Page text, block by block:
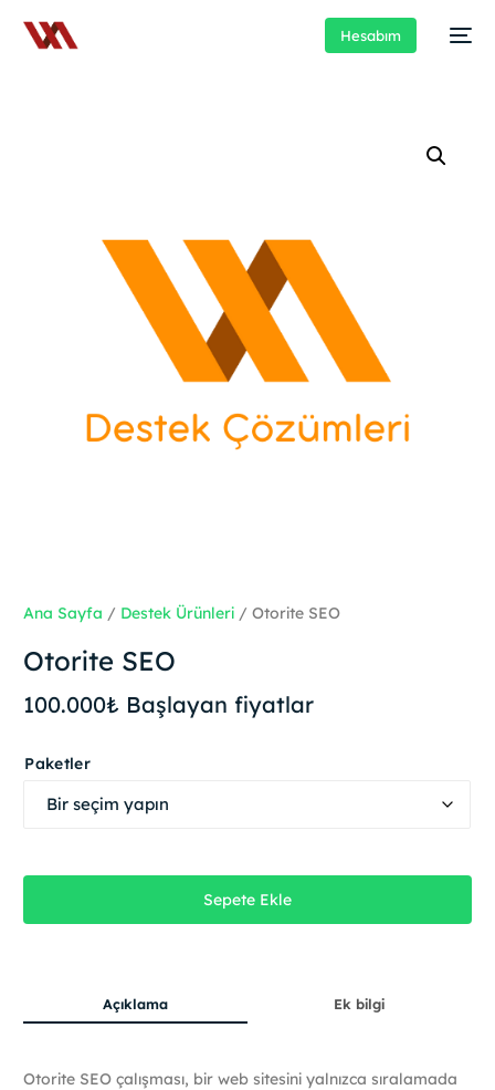
Hesabım
Ana Sayfa / Destek Ürünleri / Otorite SEO
Otorite SEO
100.000₺ Başlayan fiyatlar
Paketler
Sepete Ekle
Açıklama Ek bilgi
Otorite SEO çalışması, bir web sitesini yalnızca sıralamada